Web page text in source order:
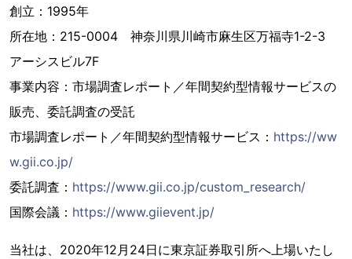
創立：1995年
所在地：215-0004 神奈川県川崎市麻生区万福寺1-2-3
アーシスビル7F
事業内容：市場調査レポート／年間契約型情報サービスの
販売、委託調査の受託
市場調査レポート／年間契約型情報サービス： https://ww
w.gii.co.jp/
委託調査： https://www.gii.co.jp/custom_research/
国際会議： https://www.giievent.jp/
当社は、2020年12月24日に東京証券取引所へ上場いたし